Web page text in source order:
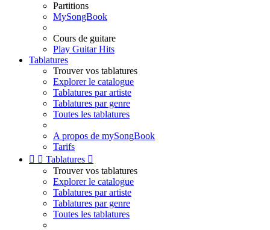
Partitions
MySongBook
Cours de guitare
Play Guitar Hits
Tablatures
Trouver vos tablatures
Explorer le catalogue
Tablatures par artiste
Tablatures par genre
Toutes les tablatures
A propos de mySongBook
Tarifs
  Tablatures 
Trouver vos tablatures
Explorer le catalogue
Tablatures par artiste
Tablatures par genre
Toutes les tablatures